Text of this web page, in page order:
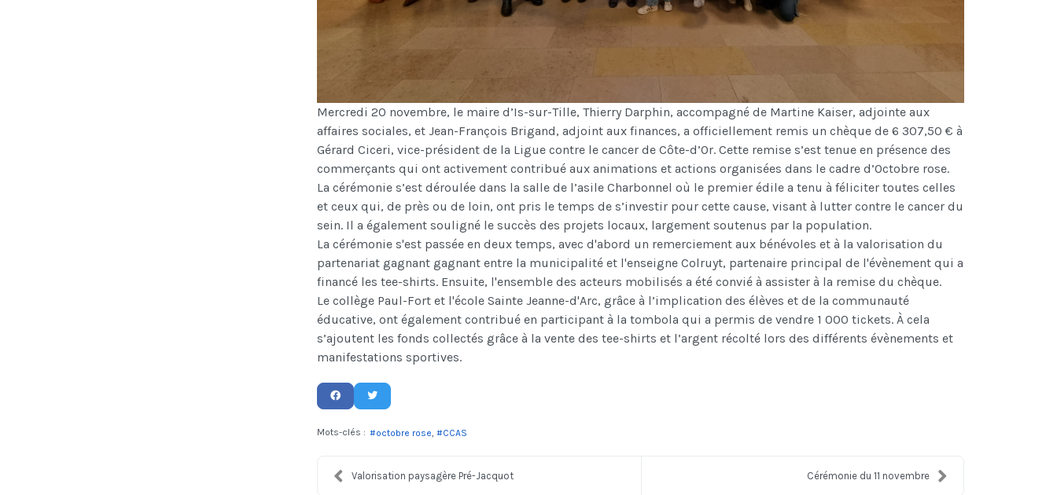
Mercredi 20 novembre, le maire d’Is-sur-Tille, Thierry Darphin, accompagné de Martine Kaiser, adjointe aux
affaires sociales, et Jean-François Brigand, adjoint aux finances, a officiellement remis un chèque de 6 307,50 € à
Gérard Ciceri, vice-président de la Ligue contre le cancer de Côte-d’Or. Cette remise s’est tenue en présence des
commerçants qui ont activement contribué aux animations et actions organisées dans le cadre d’Octobre rose.
La cérémonie s’est déroulée dans la salle de l’asile Charbonnel où le premier édile a tenu à féliciter toutes celles
et ceux qui, de près ou de loin, ont pris le temps de s’investir pour cette cause, visant à lutter contre le cancer du
sein. Il a également souligné le succès des projets locaux, largement soutenus par la population.
La cérémonie s'est passée en deux temps, avec d'abord un remerciement aux bénévoles et à la valorisation du
partenariat gagnant gagnant entre la municipalité et l'enseigne Colruyt, partenaire principal de l'évènement qui a
financé les tee-shirts. Ensuite, l'ensemble des acteurs mobilisés a été convié à assister à la remise du chèque.
Le collège Paul-Fort et l'école Sainte Jeanne-d'Arc, grâce à l’implication des élèves et de la communauté
éducative, ont également contribué en participant à la tombola qui a permis de vendre 1 000 tickets. À cela
s’ajoutent les fonds collectés grâce à la vente des tee-shirts et l’argent récolté lors des différents évènements et
manifestations sportives.
Mots-clés : octobre rose CCAS
Valorisation paysagère Pré-Jacquot Cérémonie du 11 novembre